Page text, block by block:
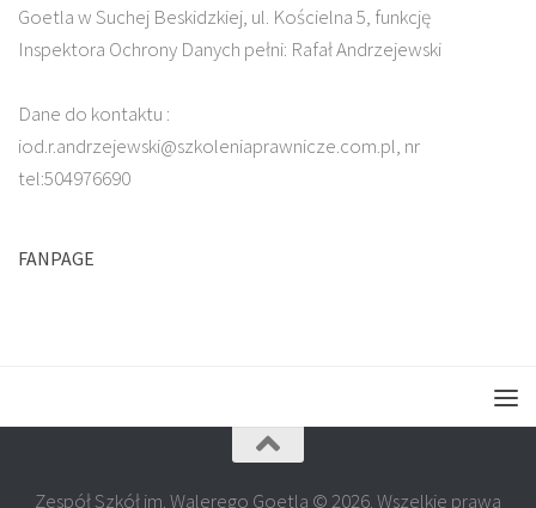
Goetla w Suchej Beskidzkiej, ul. Kościelna 5, funkcję
Inspektora Ochrony Danych pełni: Rafał Andrzejewski
Dane do kontaktu :
iod.r.andrzejewski@szkoleniaprawnicze.com.pl, nr
tel:504976690
FANPAGE
Zespół Szkół im. Walerego Goetla © 2026. Wszelkie prawa